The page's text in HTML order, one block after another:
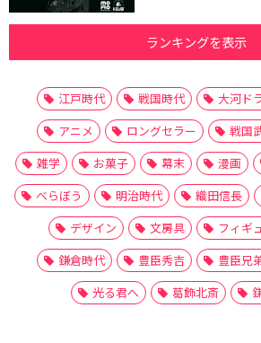
ランキングを表示
江戸時代 戦国時代 大河ド
アニメ
ロングセラー 戦国
雑学
お菓子 幕末 漫画
べらぼう
明治時代 織田信長
デザイン
文房具 フィギ
鎌倉時代
豊臣秀吉 豊臣兄
光る君へ
葛飾北斎